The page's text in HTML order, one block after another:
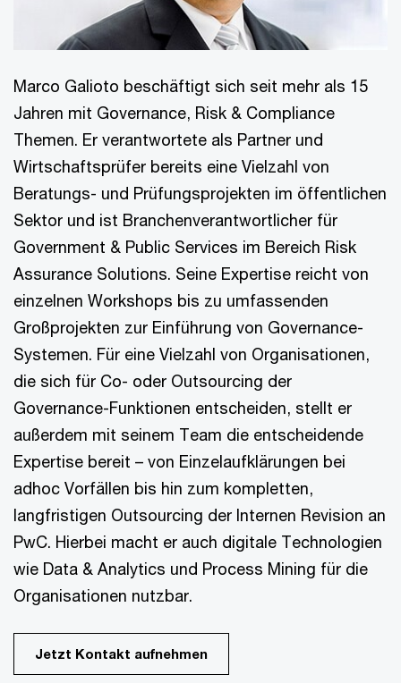
Marco Galioto beschäftigt sich seit mehr als 15
Jahren mit Governance, Risk & Compliance
Themen. Er verantwortete als Partner und
Wirtschaftsprüfer bereits eine Vielzahl von
Beratungs- und Prüfungsprojekten im öffentlichen
Sektor und ist Branchenverantwortlicher für
Government & Public Services im Bereich Risk
Assurance Solutions. Seine Expertise reicht von
einzelnen Workshops bis zu umfassenden
Großprojekten zur Einführung von Governance-
Systemen. Für eine Vielzahl von Organisationen,
die sich für Co- oder Outsourcing der
Governance-Funktionen entscheiden, stellt er
außerdem mit seinem Team die entscheidende
Expertise bereit – von Einzelaufklärungen bei
adhoc Vorfällen bis hin zum kompletten,
langfristigen Outsourcing der Internen Revision an
PwC. Hierbei macht er auch digitale Technologien
wie Data & Analytics und Process Mining für die
Organisationen nutzbar.
Jetzt Kontakt aufnehmen